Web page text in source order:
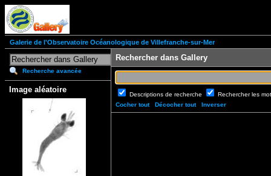
Galerie de l'Observatoire Océanologique de Villefranche-sur-Mer
Recherche avancée
Image aléatoire
Rechercher dans Gallery
Descriptions de recherche
Rechercher les
Cocher tout
Décocher tout Inverser